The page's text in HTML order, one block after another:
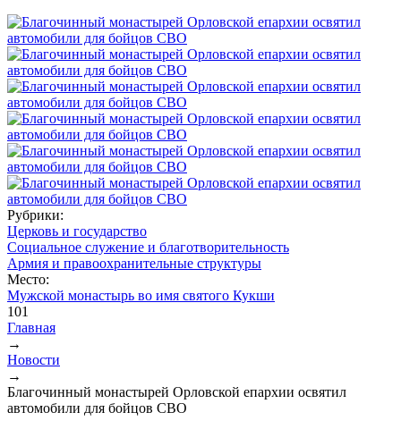
Рубрики:
Церковь и государство
Социальное служение и благотворительность
Армия и правоохранительные структуры
Место:
Мужской монастырь во имя святого Кукши
101
Вы здесь
Главная
→
Новости
→
Благочинный монастырей Орловской епархии освятил
автомобили для бойцов СВО